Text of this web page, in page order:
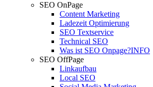
SEO OnPage
Content Marketing
Ladezeit Optimierung
SEO Textservice
Technical SEO
Was ist SEO Onpage?INFO
SEO OffPage
Linkaufbau
Local SEO